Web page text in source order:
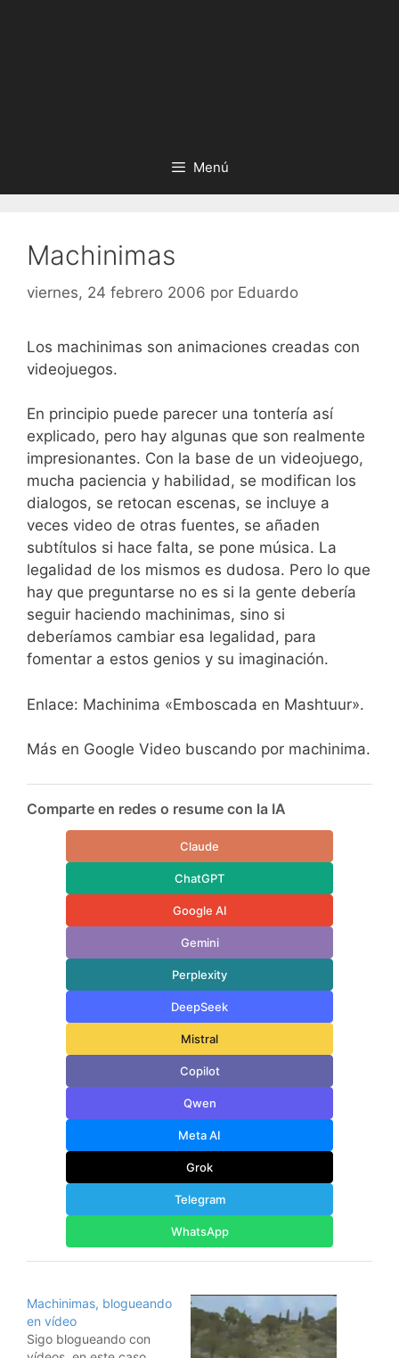
Menú
Machinimas
viernes, 24 febrero 2006 por Eduardo
Los machinimas son animaciones creadas con
videojuegos.
En principio puede parecer una tontería así
explicado, pero hay algunas que son realmente
impresionantes. Con la base de un videojuego,
mucha paciencia y habilidad, se modifican los
dialogos, se retocan escenas, se incluye a
veces video de otras fuentes, se añaden
subtítulos si hace falta, se pone música. La
legalidad de los mismos es dudosa. Pero lo que
hay que preguntarse no es si la gente debería
seguir haciendo machinimas, sino si
deberíamos cambiar esa legalidad, para
fomentar a estos genios y su imaginación.
Enlace: Machinima «Emboscada en Mashtuur».
Más en Google Video buscando por machinima.
Comparte en redes o resume con la IA
Claude
ChatGPT
Google AI
Gemini
Perplexity
DeepSeek
Mistral
Copilot
Qwen
Meta AI
Grok
Telegram
WhatsApp
Machinimas, blogueando
en vídeo
Sigo blogueando con